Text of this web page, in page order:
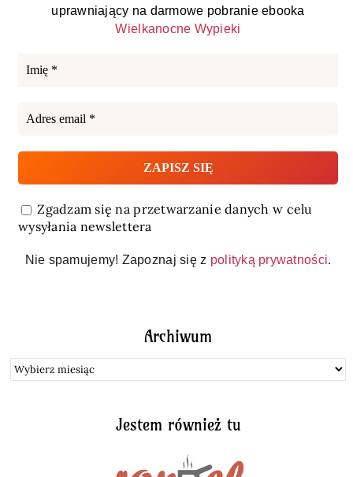
uprawniający na darmowe pobranie ebooka
Wielkanocne Wypieki
Zgadzam się na przetwarzanie danych w celu
wysyłania newslettera
Nie spamujemy! Zapoznaj się z polityką prywatności.
Archiwum
Archiwum
Jestem również tu